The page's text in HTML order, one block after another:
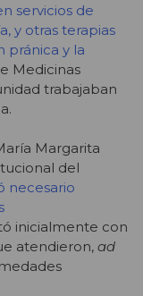
servicios de
y otras terapias
pránica y la
Medicinas
trabajaban
Margarita
del
necesario
inicialmente con
atendieron, ad